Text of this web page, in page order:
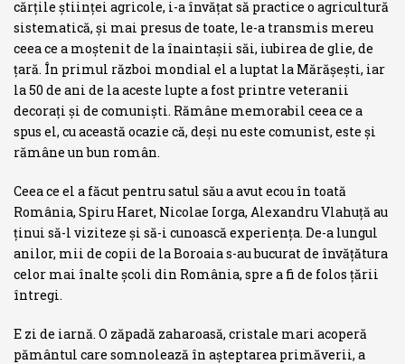
cărţile ştiinţei agricole, i-a învăţat să practice o agricultură
sistematică, şi mai presus de toate, le-a transmis mereu
ceea ce a moştenit de la înaintaşii săi, iubirea de glie, de
ţară. În primul război mondial el a luptat la Mărăşeşti, iar
la 50 de ani de la aceste lupte a fost printre veteranii
decoraţi şi de comunişti. Rămâne memorabil ceea ce a
spus el, cu această ocazie că, deşi nu este comunist, este şi
rămâne un bun român.
Ceea ce el a făcut pentru satul său a avut ecou în toată
România, Spiru Haret, Nicolae Iorga, Alexandru Vlahuţă au
ţinui să-l viziteze şi să-i cunoască experienţa. De-a lungul
anilor, mii de copii de la Boroaia s-au bucurat de învăţătura
celor mai înalte şcoli din Ro­mânia, spre a fi de folos ţării
întregi.
E zi de iarnă. O zăpadă zaharoasă, cristale mari acoperă
pământul care somnolează în aşteptarea primăverii, a